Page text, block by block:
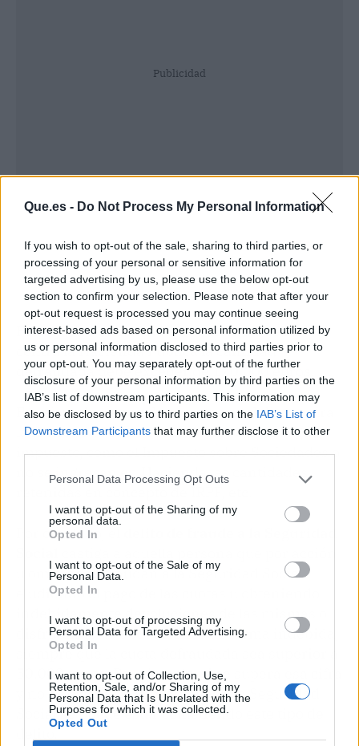
Que.es - Do Not Process My Personal Information
If you wish to opt-out of the sale, sharing to third parties, or
processing of your personal or sensitive information for
targeted advertising by us, please use the below opt-out
section to confirm your selection. Please note that after your
opt-out request is processed you may continue seeing
interest-based ads based on personal information utilized by
us or personal information disclosed to third parties prior to
your opt-out. You may separately opt-out of the further
disclosure of your personal information by third parties on the
IAB’s list of downstream participants. This information may
also be disclosed by us to third parties on the IAB’s List of
Downstream Participants that may further disclose it to other
Personal Data Processing Opt Outs
I want to opt-out of the Sharing of my
personal data.
Opted In
I want to opt-out of the Sale of my
Personal Data.
Opted In
I want to opt-out of processing my
Personal Data for Targeted Advertising.
Opted In
I want to opt-out of Collection, Use,
Retention, Sale, and/or Sharing of my
Personal Data that Is Unrelated with the
Purposes for which it was collected.
Opted Out
Publicidad
Para qué se considere que existe un delito
contra la Hacienda Pública la cantidad
defraudada debe exceder de 120.000 euros.
Por ejemplo, se puede cometer un delito contra
la Hacienda Pública cuando no se paga algún
impuesto, como el Impuesto sobre Sociedades o
no se ingresan en Hacienda las cantidades
Por otro lado, el
u omisión defraudan a la Seguridad Social
eludiendo el pago de las cuotas u obteniendo
indebidamente devoluciones de las mismas o
disfrutando de deducciones de forma indebida,
siempre que la cuota defraudada sea superior a
50.000 euros. Por ejemplo, si se supera esa cifra
y no se pagan las cotizaciones a la Seguridad
Social se puede estar cometiendo este tipo de